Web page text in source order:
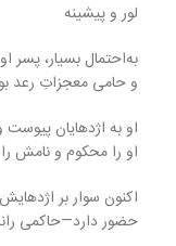
لور و پیشینه
و حامی معجزاتِ رعد
او به اژدهایان پیوست
او را محکوم و نامش
حضور دارد—حاکمی